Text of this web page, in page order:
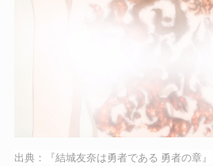
出典：『結城友奈は勇者である 勇者の章』